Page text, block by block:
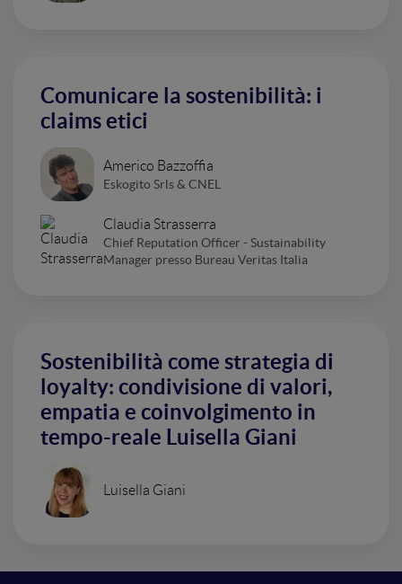
Comunicare la sostenibilità: i
claims etici
Americo Bazzoffia
Eskogito Srls & CNEL
Claudia Strasserra
Chief Reputation Officer - Sustainability
Manager presso Bureau Veritas Italia
Sostenibilità come strategia di
loyalty: condivisione di valori,
empatia e coinvolgimento in
tempo-reale Luisella Giani
Luisella Giani